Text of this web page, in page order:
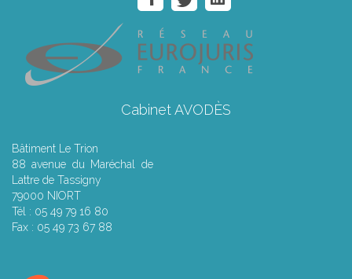
Cabinet AVODÈS
Bâtiment Le Trion
88 avenue du Maréchal de
Lattre de Tassigny
79000 NIORT
Tél : 05 49 79 16 80
Fax : 05 49 73 67 88